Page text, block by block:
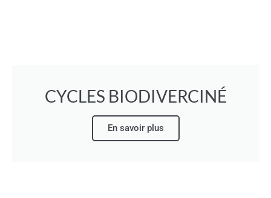
CYCLES BIODIVERCINÉ
En savoir plus